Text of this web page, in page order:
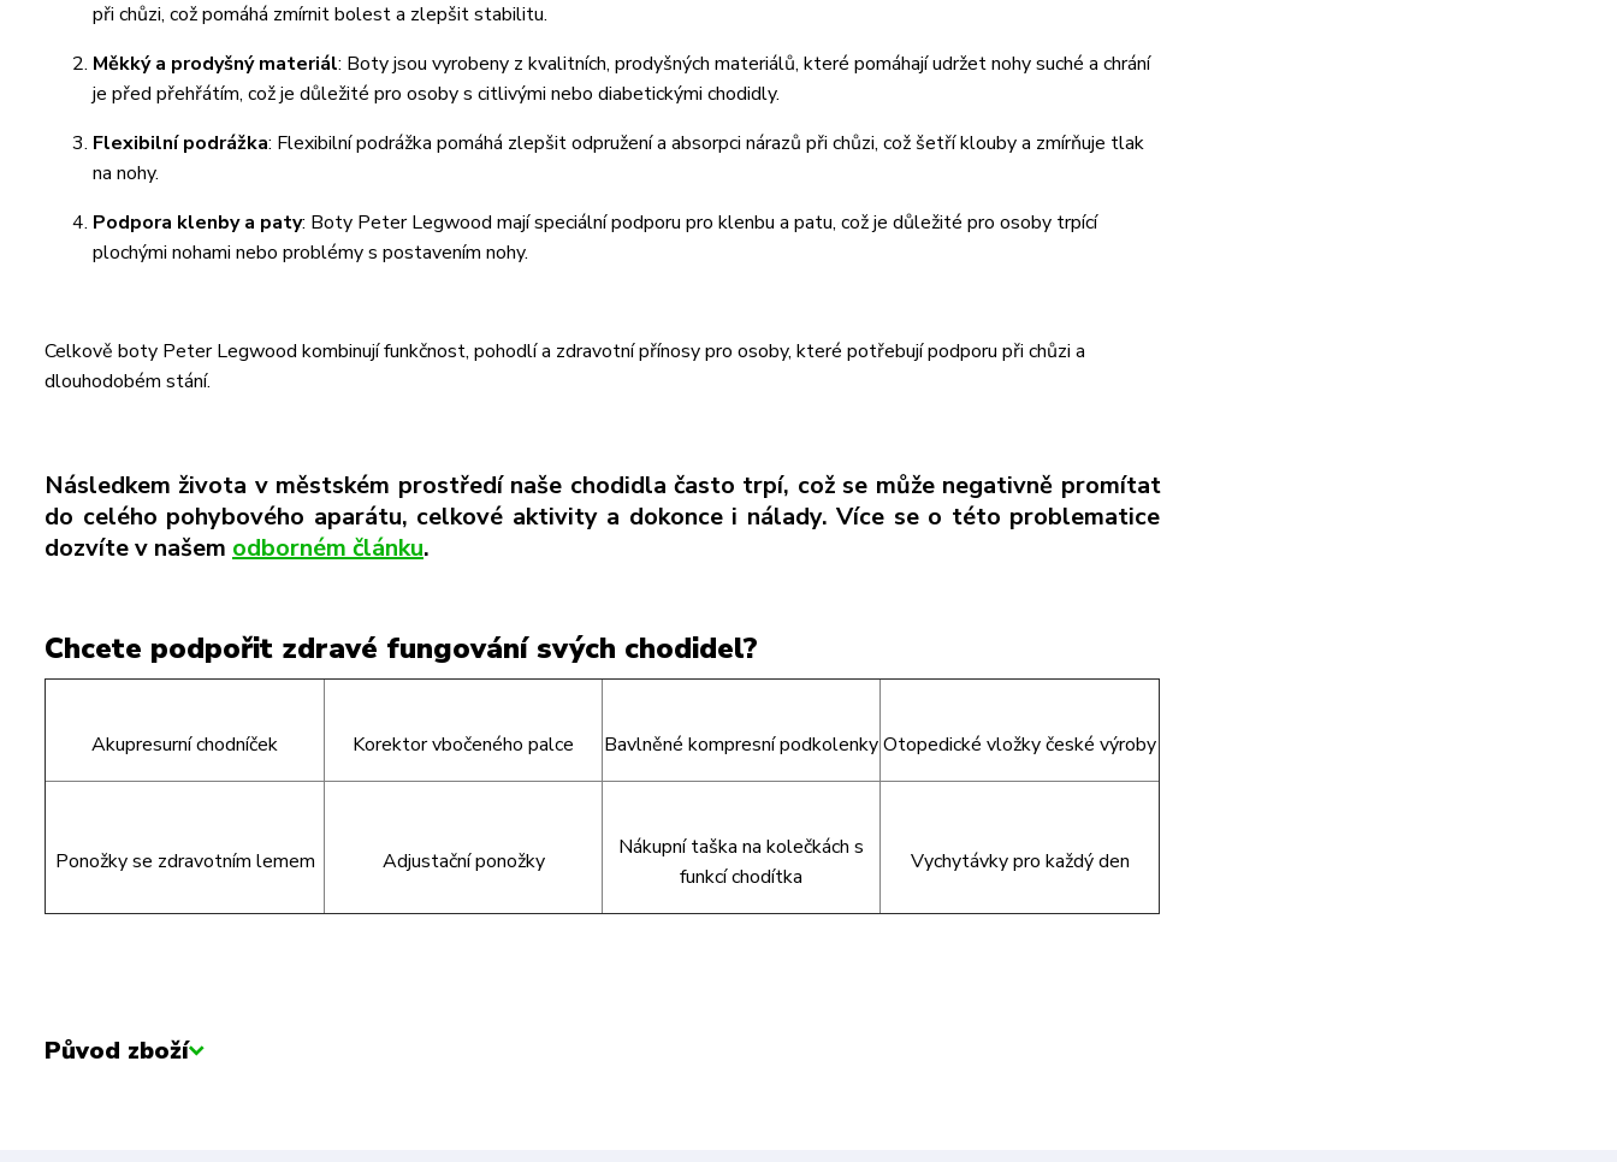
při chůzi, což pomáhá zmírnit bolest a zlepšit stabilitu.
Měkký a prodyšný materiál: Boty jsou vyrobeny z kvalitních, prodyšných materiálů, které pomáhají udržet nohy suché a chrání
je před přehřátím, což je důležité pro osoby s citlivými nebo diabetickými chodidly.
Flexibilní podrážka: Flexibilní podrážka pomáhá zlepšit odpružení a absorpci nárazů při chůzi, což šetří klouby a zmírňuje tlak
na nohy.
Podpora klenby a paty: Boty Peter Legwood mají speciální podporu pro klenbu a patu, což je důležité pro osoby trpící
plochými nohami nebo problémy s postavením nohy.
Celkově boty Peter Legwood kombinují funkčnost, pohodlí a zdravotní přínosy pro osoby, které potřebují podporu při chůzi a
dlouhodobém stání.
Následkem života v městském prostředí naše chodidla často trpí, což se může negativně promítat
do celého pohybového aparátu, celkové aktivity a dokonce i nálady. Více se o této problematice
dozvíte v našem odborném článku.
Chcete podpořit zdravé fungování svých chodidel?
Akupresurní chodníček Korektor vbočeného palce Bavlněné kompresní podkolenkyOtopedické vložky české výroby
Ponožky se zdravotním lemem Adjustační ponožky
Nákupní taška na kolečkách s
funkcí chodítka
Vychytávky pro každý den
Původ zboží